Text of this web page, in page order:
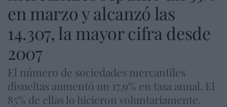
en marzo y alcanzó las
14.307, la mayor cifra desde
2007
El número de sociedades mercantiles
disueltas aumentó un 17,9% en tasa anual. El
85% de ellas lo hicieron voluntariamente.